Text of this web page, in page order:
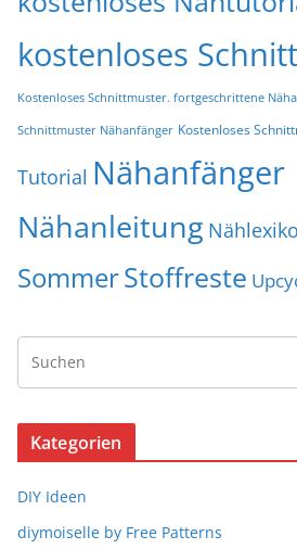
kostenloses
Kostenloses Schnittmuster. fortgeschrittene
Schnittmuster Nähanfänger Kostenloses
Tutorial Nähanfänger
Nähanleitung
SommerStoffreste
Kategorien
DIY Ideen
diymoiselle by Free Patterns